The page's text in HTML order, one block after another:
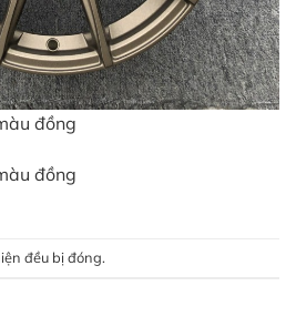
đồng
đồng
đều bị đóng.